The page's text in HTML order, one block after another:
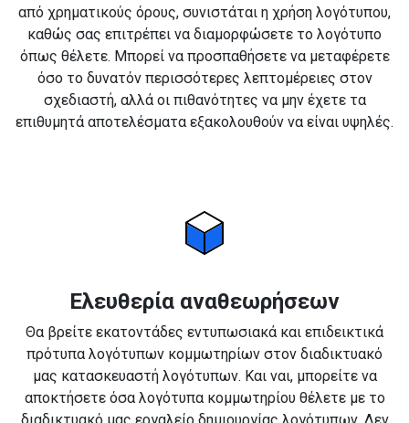
από χρηματικούς όρους, συνιστάται η χρήση λογότυπου,
καθώς σας επιτρέπει να διαμορφώσετε το λογότυπο
όπως θέλετε. Μπορεί να προσπαθήσετε να μεταφέρετε
όσο το δυνατόν περισσότερες λεπτομέρειες στον
σχεδιαστή, αλλά οι πιθανότητες να μην έχετε τα
επιθυμητά αποτελέσματα εξακολουθούν να είναι υψηλές.
Ελευθερία αναθεωρήσεων
Θα βρείτε εκατοντάδες εντυπωσιακά και επιδεικτικά
πρότυπα λογότυπων κομμωτηρίων στον διαδικτυακό
μας κατασκευαστή λογότυπων. Και ναι, μπορείτε να
αποκτήσετε όσα λογότυπα κομμωτηρίου θέλετε με το
διαδικτυακό μας εργαλείο δημιουργίας λογότυπων. Δεν